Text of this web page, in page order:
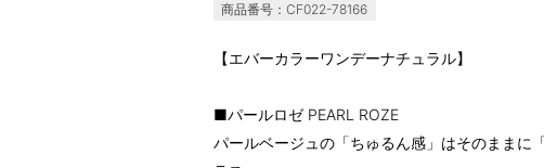
商品番号：CF022-78166
【エバーカラーワンデーナチュラル】
■パールロゼ PEARL ROZE
パールベージュの「ちゅるん感」はそのままに